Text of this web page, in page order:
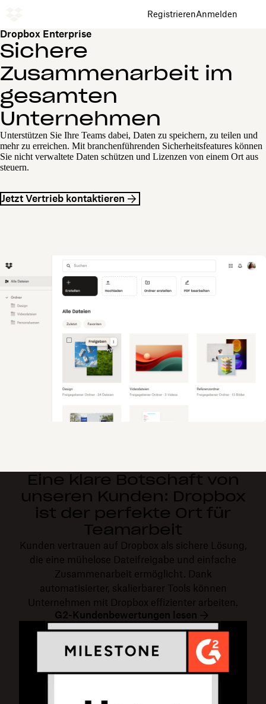
RegistrierenAnmelden
Dropbox Enterprise
Sichere
Zusammenarbeit im
gesamten
Unternehmen
Unterstützen Sie Ihre Teams dabei, Daten zu speichern, zu teilen und
mehr zu erreichen. Mit branchenführenden Sicherheitsfeatures können
Sie nicht verwaltete Daten schützen und Lizenzen von einem Ort aus
steuern.
Jetzt Vertrieb kontaktieren
Eine klare Botschaft von
unseren Kunden: Dropbox
ist der perfekte Ort für
Teamarbeit
Kunden vertrauen auf Dropbox als sichere Lösung,
die eine mühelose Dateifreigabe und einfache
Zusammenarbeit ermöglicht. Dank
automatisierter, skalierbarer Tools können
Unternehmen mit Dropbox effizienter arbeiten.
G2-Kundenbewertungen lesen